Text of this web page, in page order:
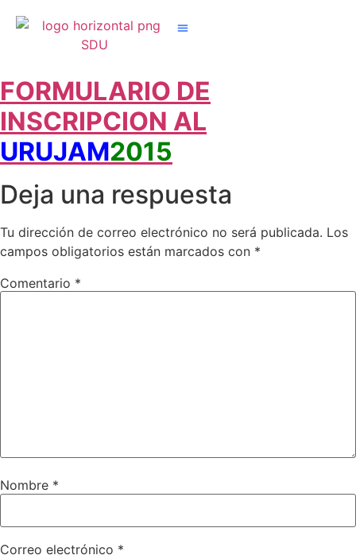
FORMULARIO DE
INSCRIPCION AL
URUJAM2015
Deja una respuesta
Tu dirección de correo electrónico no será publicada. Los
campos obligatorios están marcados con *
Comentario *
Nombre *
Correo electrónico *